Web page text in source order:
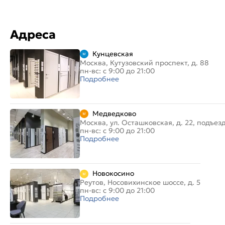
Адреса
Кунцевская
Москва, Кутузовский проспект, д. 88
пн-вс: с 9:00 до 21:00
Подробнее
Медведково
Москва, ул. Осташковская, д. 22,
пн-вс: с 9:00 до 21:00
Подробнее
Новокосино
Реутов, Носовихинское шоссе, д. 5
пн-вс: с 9:00 до 21:00
Подробнее